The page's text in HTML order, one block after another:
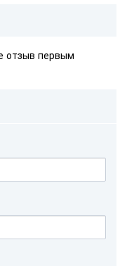
отзыв первым